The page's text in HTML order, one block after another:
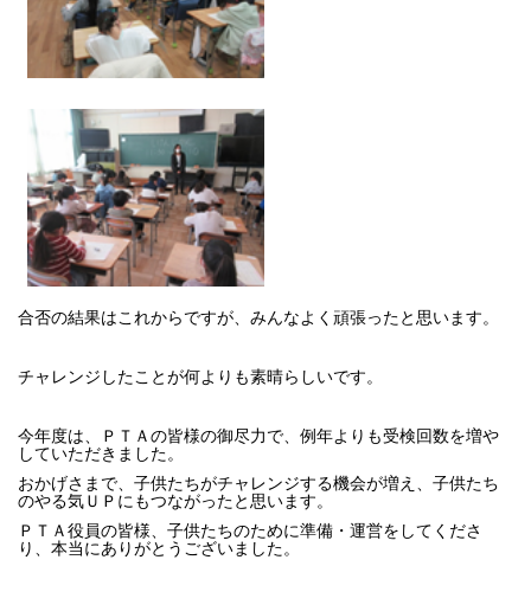
合否の結果はこれからですが、みんなよく頑張ったと思います。
チャレンジしたことが何よりも素晴らしいです。
今年度は、ＰＴＡの皆様の御尽力で、例年よりも受検回数を増や
していただきました。
おかげさまで、子供たちがチャレンジする機会が増え、子供たち
のやる気ＵＰにもつながったと思います。
ＰＴＡ役員の皆様、子供たちのために準備・運営をしてくださ
り、本当にありがとうございました。